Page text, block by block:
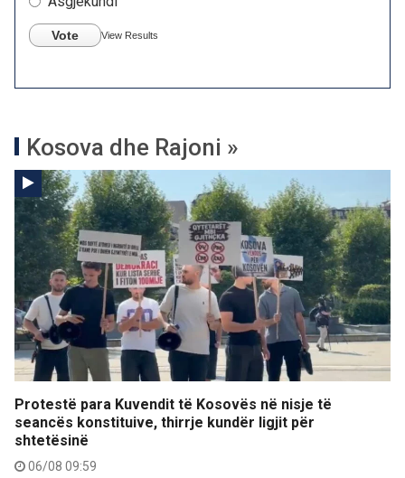
Vote View Results
Kosova dhe Rajoni »
Protestë para Kuvendit të Kosovës në nisje të
seancës konstituive, thirrje kundër ligjit për
shtetësinë
06/08 09:59